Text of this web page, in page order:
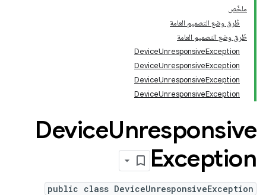
ملخّص
طُرق وضع التصميم العامة
طُرق وضع التصميم العامة
DeviceUnresponsiveException
DeviceUnresponsiveException
DeviceUnresponsiveException
DeviceUnresponsiveException
‫DeviceUnresponsive
Exception
public class DeviceUnresponsiveException